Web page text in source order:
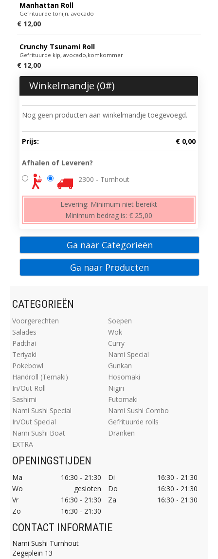
Manhattan Roll
Gefrituurde tonijn, avocado
€ 12,00
Crunchy Tsunami Roll
Gefrituurde kip, avocado,komkommer
€ 12,00
Winkelmandje (0#)
Nog geen producten aan winkelmandje toegevoegd.
Prijs: € 0,00
Afhalen of Leveren?
2300 - Turnhout
Levering: Minimum niet bereikt
Minimum bedrag is: € 25,00
Ga naar Categorieën
Ga naar Producten
CATEGORIEËN
Voorgerechten
Soepen
Salades
Wok
Padthai
Curry
Teriyaki
Nami Special
Pokebowl
Gunkan
Handroll (Temaki)
Hosomaki
In/Out Roll
Nigiri
Sashimi
Futomaki
Nami Sushi Special
Nami Sushi Combo
In/Out Special
Gefrituurde rolls
Nami Sushi Boat
Dranken
EXTRA
OPENINGSTIJDEN
Ma 16:30 - 21:30 Di
16:30 - 21:30
Wo
gesloten Do
16:30 - 21:30
Vr
16:30 - 21:30 Za
16:30 - 21:30
Zo
16:30 - 21:30
CONTACT INFORMATIE
Nami Sushi Turnhout
Zegeplein 13